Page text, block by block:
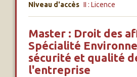
Niveau d'accès II : Licence
Master : Droit des
Spécialité
sécurité et qualité
l'entreprise